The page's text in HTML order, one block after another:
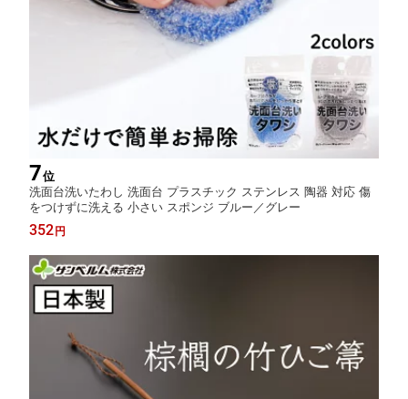
7位
洗面台洗いたわし 洗面台 プラスチック ステンレス 陶器 対応 傷
をつけずに洗える 小さい スポンジ ブルー／グレー
352 円